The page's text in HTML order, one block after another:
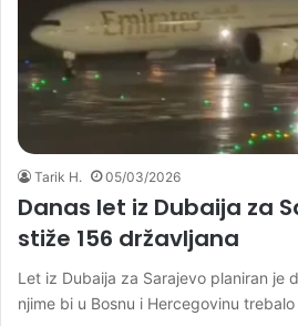
Tarik H. 05/03/2026
Danas let iz Dubaija za
stiže 156 državljana
Let iz Dubaija za Sarajevo planiran je
njime bi u Bosnu i Hercegovinu